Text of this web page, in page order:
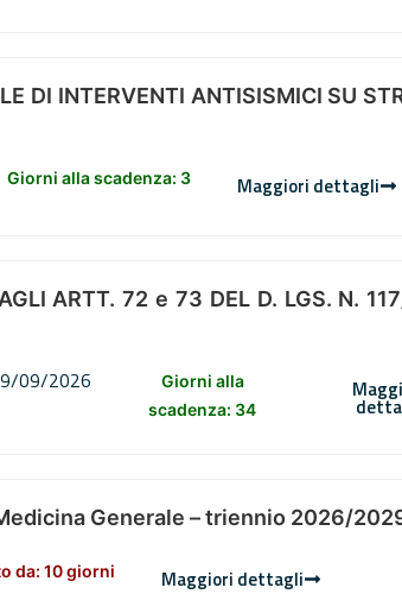
DI INTERVENTI ANTISISMICI SU
Giorni alla scadenza: 3 Maggiori dettagli
ARTT. 72 e 73 DEL D. LGS. N.
09/2026
Giorni alla
scadenza: 34
Generale – triennio 2026/
da: 10 giorni Maggiori dettagli